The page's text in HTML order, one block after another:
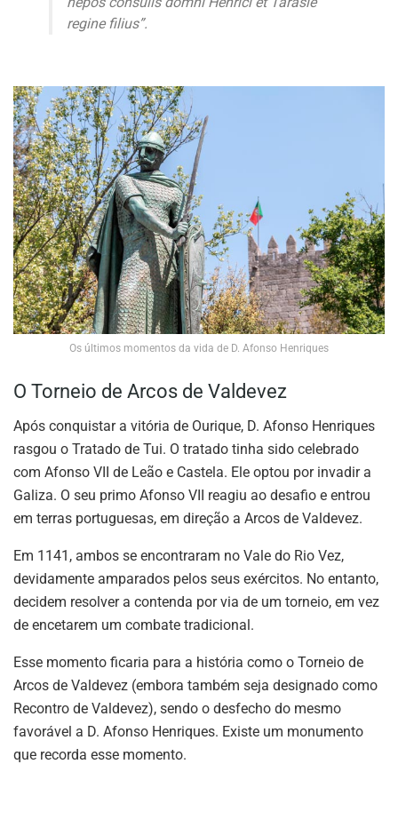
regine filius”.
Os últimos momentos da vida de D. Afonso Henriques
O Torneio de Arcos de Valdevez
Após conquistar a vitória de Ourique, D. Afonso Henriques
rasgou o Tratado de Tui. O tratado tinha sido celebrado
com Afonso VII de Leão e Castela. Ele optou por invadir a
Galiza. O seu primo Afonso VII reagiu ao desafio e entrou
em terras portuguesas, em direção a Arcos de Valdevez.
Em 1141, ambos se encontraram no Vale do Rio Vez,
devidamente amparados pelos seus exércitos. No entanto,
decidem resolver a contenda por via de um torneio, em vez
de encetarem um combate tradicional.
Esse momento ficaria para a história como o Torneio de
Arcos de Valdevez (embora também seja designado como
Recontro de Valdevez), sendo o desfecho do mesmo
favorável a D. Afonso Henriques. Existe um monumento
que recorda esse momento.